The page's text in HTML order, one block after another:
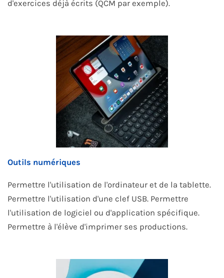
d'exercices déjà écrits (QCM par exemple).
Outils numériques
Permettre l'utilisation de l'ordinateur et de la tablette.
Permettre l'utilisation d'une clef USB. Permettre
l'utilisation de logiciel ou d'application spécifique.
Permettre à l'élève d'imprimer ses productions.